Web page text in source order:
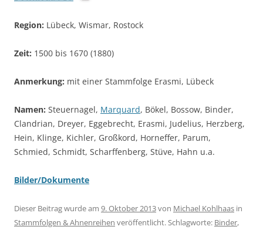
Region: Lübeck, Wismar, Rostock
Zeit: 1500 bis 1670 (1880)
Anmerkung: mit einer Stammfolge Erasmi, Lübeck
Namen: Steuernagel, Marquard, Bökel, Bossow, Binder,
Clandrian, Dreyer, Eggebrecht, Erasmi, Judelius, Herzberg,
Hein, Klinge, Kichler, Großkord, Horneffer, Parum,
Schmied, Schmidt, Scharffenberg, Stüve, Hahn u.a.
Bilder/Dokumente
Dieser Beitrag wurde am 9. Oktober 2013von Michael Kohlhaas in
Stammfolgen & Ahnenreihen veröffentlicht. Schlagworte: Binder,